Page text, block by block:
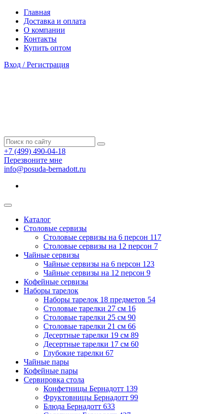
Главная
Доставка и оплата
О компании
Контакты
Купить оптом
Вход / Регистрация
+7 (499) 490-04-18
Перезвоните мне
info@posuda-bernadott.ru
Каталог
Столовые сервизы
Столовые сервизы на 6 персон 117
Столовые сервизы на 12 персон 7
Чайные сервизы
Чайные сервизы на 6 персон 123
Чайные сервизы на 12 персон 9
Кофейные сервизы
Наборы тарелок
Наборы тарелок 18 предметов 54
Столовые тарелки 27 см 16
Столовые тарелки 25 см 90
Столовые тарелки 21 см 66
Десертные тарелки 19 см 89
Десертные тарелки 17 см 60
Глубокие тарелки 67
Чайные пары
Кофейные пары
Сервировка стола
Конфетницы Бернадотт 139
Фруктовницы Бернадотт 99
Блюда Бернадотт 633